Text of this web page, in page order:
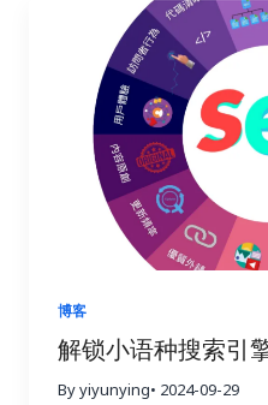
大的商业价值。通过分析
解用户的需求和痛点，优
终提高转化率，实现业务
单的流量获取，而是将流
最终实现盈利。 二、 如
工具？ 市面上有很多链
和价格各不相同。选择合
个工匠需要选择合适的工
样。在选择工具之前，你
算。有些工具功能强大，
简单，但价格亲民。你需
建设追踪工具，以及它们
具之外，还有其他一些工
Buzzsumo 这三大神器，
你的网站在竞争激烈的线
业领军者！ 一、链接建
要？ 在搜索引擎优化这
就好比一张张珍贵的选票
权威性和可信度的认可。
擎就越信任你的网站，你
好比现实生活中的社交圈
的影响力也就越大。链接
乎你的在线业务的整体成
链接配置文件不仅可以带
的推荐流量，更能建立起
务带来持续的增长动力。
座空中楼阁，看似华丽，
博客
解锁小语种搜索引
By yiyunying• 2024-09-29